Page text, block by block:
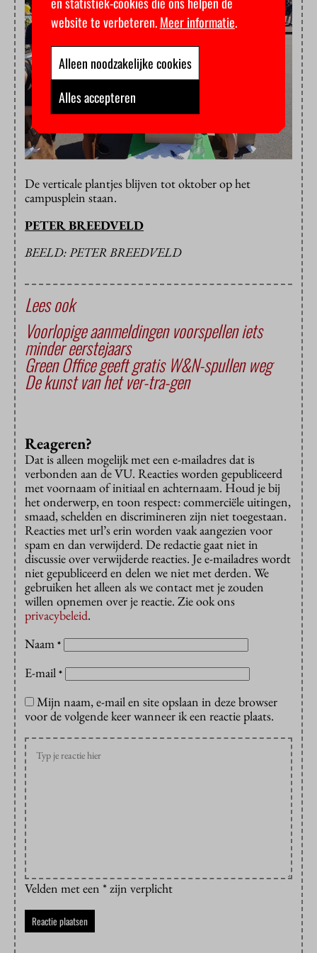
De verticale plantjes blijven tot oktober op het
campusplein staan.
PETER BREEDVELD
BEELD: PETER BREEDVELD
Lees ook
Voorlopige aanmeldingen voorspellen iets
minder eerstejaars
Green Office geeft gratis W&N-spullen weg
De kunst van het ver-tra-gen
Reageren?
Dat is alleen mogelijk met een e-mailadres dat is
verbonden aan de VU. Reacties worden gepubliceerd
met voornaam of initiaal en achternaam. Houd je bij
het onderwerp, en toon respect: commerciële uitingen,
smaad, schelden en discrimineren zijn niet toegestaan.
Reacties met url’s erin worden vaak aangezien voor
spam en dan verwijderd. De redactie gaat niet in
discussie over verwijderde reacties. Je e-mailadres wordt
niet gepubliceerd en delen we niet met derden. We
gebruiken het alleen als we contact met je zouden
willen opnemen over je reactie. Zie ook ons
privacybeleid.
Naam *
E-mail *
Mijn naam, e-mail en site opslaan in deze browser
voor de volgende keer wanneer ik een reactie plaats.
Velden met een * zijn verplicht
website te verbeteren.Meer informatie.
Alleen noodzakelijke cookies
Alles accepteren